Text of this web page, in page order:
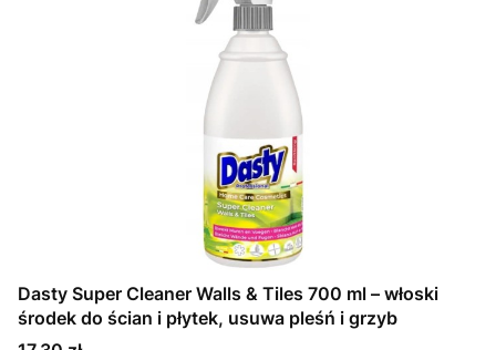
Dasty Super Cleaner Walls & Tiles 700 ml – włoski
środek do ścian i płytek, usuwa pleśń i grzyb